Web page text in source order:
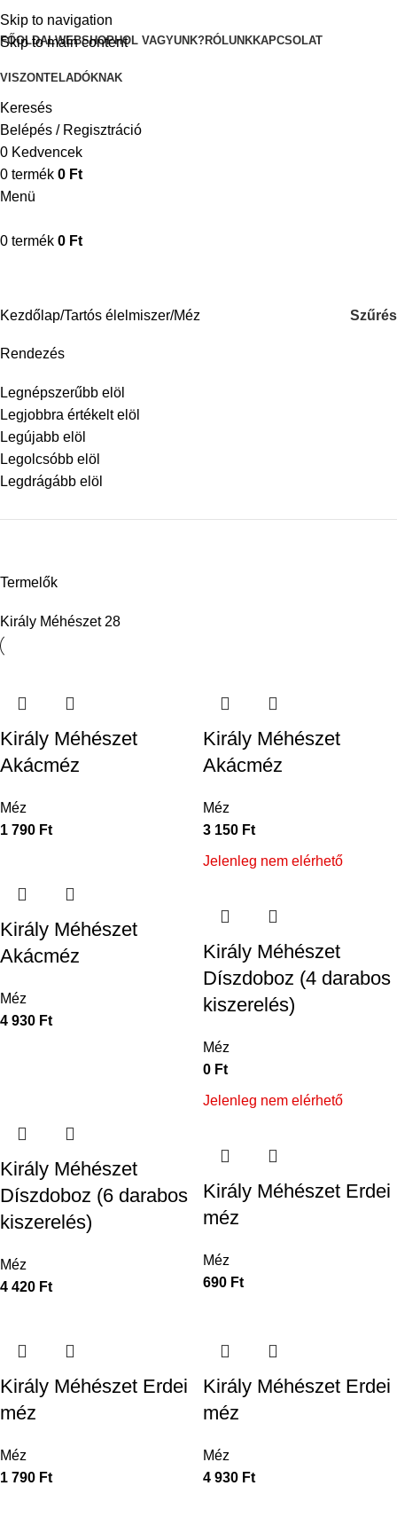
Skip to navigation
Skip to main content
FŐOLDALWEBSHOPHOL VAGYUNK?RÓLUNKKAPCSOLAT
VISZONTELADÓKNAK
Keresés
Belépés / Regisztráció
0 Kedvencek
0 termék 0 Ft
Menü
0 termék 0 Ft
Kezdőlap Tartós élelmiszer Méz Szűrés
Rendezés
Legnépszerűbb elöl
Legjobbra értékelt elöl
Legújabb elöl
Legolcsóbb elöl
Legdrágább elöl
Termelők
Király Méhészet 28
Király Méhészet
Akácméz
Méz
1 790 Ft
Király Méhészet
Akácméz
Méz
3 150 Ft
Király Méhészet
Akácméz
Méz
4 930 Ft
Jelenleg nem elérhető
Király Méhészet
Díszdoboz (4 darabos
kiszerelés)
Méz
0 Ft
Király Méhészet
Díszdoboz (6 darabos
kiszerelés)
Méz
4 420 Ft
Jelenleg nem elérhető
Király Méhészet Erdei
méz
Méz
690 Ft
Király Méhészet Erdei
méz
Méz
1 790 Ft
Király Méhészet Erdei
méz
Méz
4 930 Ft